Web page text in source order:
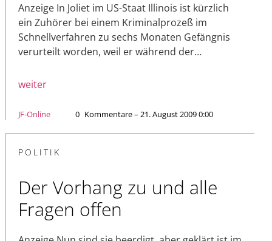
Anzeige In Joliet im US-Staat Illinois ist kürzlich
ein Zuhörer bei einem Kriminalprozeß im
Schnellverfahren zu sechs Monaten Gefängnis
verurteilt worden, weil er während der…
weiter
JF-Online 0 Kommentare – 21. August 2009 0:00
POLITIK
Der Vorhang zu und alle
Fragen offen